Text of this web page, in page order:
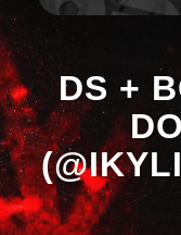
DS +